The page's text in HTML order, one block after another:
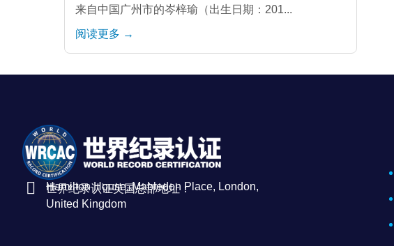
来自中国广州市的岑梓瑜（出生日期：201...
阅读更多 →
世界纪录认证英国总部地址：
Hamilton House, Mabledon Place, London,
United Kingdom